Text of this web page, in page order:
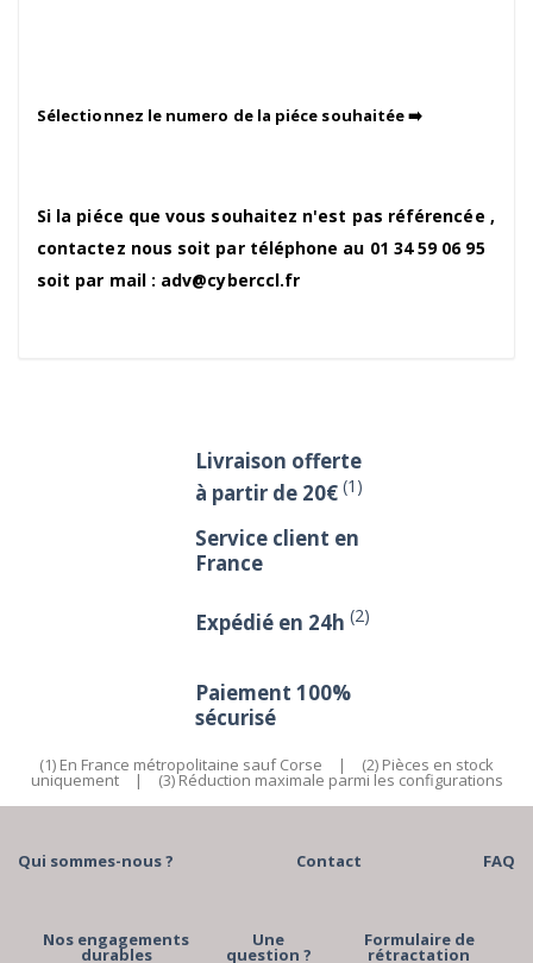
Sélectionnez le numero de la piéce souhaitée ➡️
Si la piéce que vous souhaitez n'est pas référencée ,
contactez nous soit par téléphone au 01 34 59 06 95
soit par mail : adv@cyberccl.fr
Livraison offerte
à partir de 20€ (1)
Service client en
France
Expédié en 24h (2)
Paiement 100%
sécurisé
(1) En France métropolitaine sauf Corse | (2) Pièces en stock
uniquement | (3) Réduction maximale parmi les configurations
Qui sommes-nous ? Contact FAQ
Nos engagements
durables
Une
question ?
Formulaire de
rétractation